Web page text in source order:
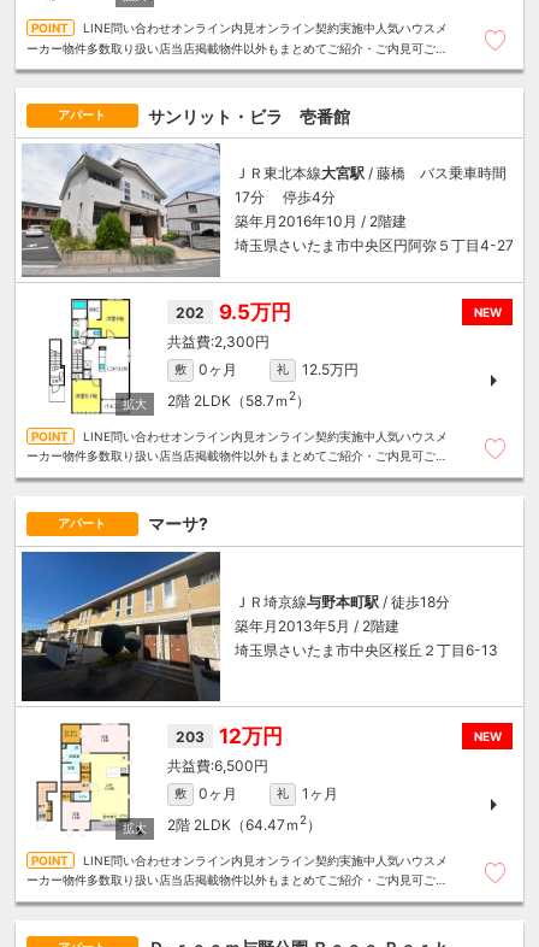
LINE問い合わせオンライン内見オンライン契約実施中人気ハウスメ
ーカー物件多数取り扱い店当店掲載物件以外もまとめてご紹介・ご内見可ご予
アパート サンリット・ビラ 壱番館
ＪＲ東北本線大宮駅 / 藤橋 バス乗車時間
17分 停歩4分
築年月2016年10月 / 2階建
埼玉県さいたま市中央区円阿弥５丁目4-27
NEW
202 9.5万円
2,300円
敷 0ヶ月 礼
12.5万円
2階 2LDK（58.7ｍ 2）
LINE問い合わせオンライン内見オンライン契約実施中人気ハウスメ
ーカー物件多数取り扱い店当店掲載物件以外もまとめてご紹介・ご内見可ご予
アパート マーサ?
ＪＲ埼京線与野本町駅 / 徒歩18分
築年月2013年5月 / 2階建
埼玉県さいたま市中央区桜丘２丁目6-13
NEW
203 12万円
6,500円
敷 0ヶ月 礼
1ヶ月
2階 2LDK（64.47ｍ 2）
LINE問い合わせオンライン内見オンライン契約実施中人気ハウスメ
ーカー物件多数取り扱い店当店掲載物件以外もまとめてご紹介・ご内見可ご予